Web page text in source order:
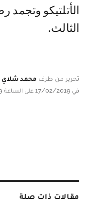
الثالث.
تحرير من طرف محمد شلاي
في 17/02/2019 على الساعة 16:19
مقالات ذات صلة